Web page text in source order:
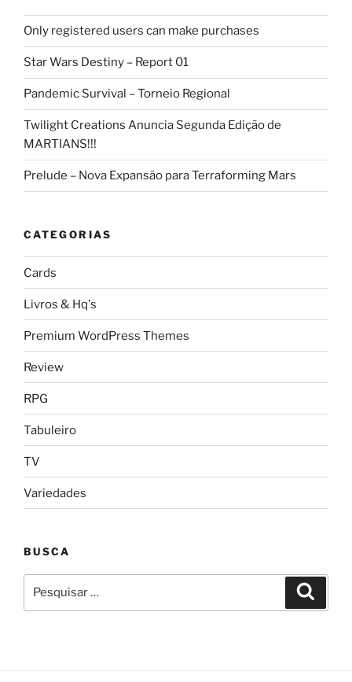
Only registered users can make purchases
Star Wars Destiny – Report 01
Pandemic Survival – Torneio Regional
Twilight Creations Anuncia Segunda Edição de
MARTIANS!!!
Prelude – Nova Expansão para Terraforming Mars
CATEGORIAS
Cards
Livros & Hq's
Premium WordPress Themes
Review
RPG
Tabuleiro
TV
Variedades
BUSCA
por: